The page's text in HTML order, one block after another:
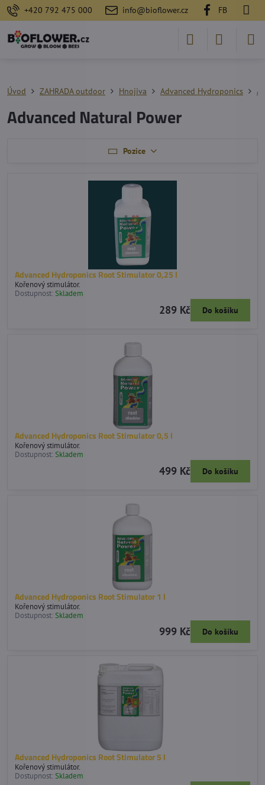
+420 792 475 000 info@bioflower.cz FB
Úvod ZAHRADA outdoor Hnojiva Advanced Hydroponics
Advanced Natural Power
Pozice
Advanced Hydroponics Root Stimulator 0,25 l
Kořenový stimulátor.
Dostupnost:Skladem
289 Kč Do košíku
Advanced Hydroponics Root Stimulator 0,5 l
Kořenový stimulátor.
Dostupnost:Skladem
499 Kč Do košíku
Advanced Hydroponics Root Stimulator 1 l
Kořenový stimulátor.
Dostupnost:Skladem
999 Kč Do košíku
Advanced Hydroponics Root Stimulator 5 l
Kořenový stimulátor.
Dostupnost:Skladem